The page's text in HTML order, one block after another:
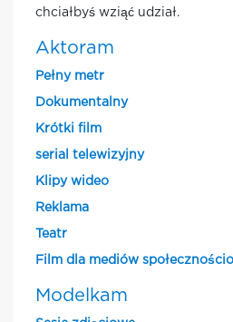
chciałbyś wziąć udział.
Aktoram
Pełny metr
Dokumentalny
Krótki film
serial telewizyjny
Klipy wideo
Reklama
Teatr
Film dla mediów
Modelkam